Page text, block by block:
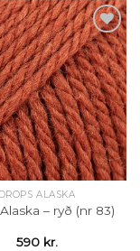
Setja á
óskalista
DROPS ALASKA
– ryð (nr 83)
590 kr.